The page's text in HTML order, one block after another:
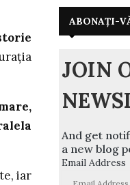
iar
ABONAȚI-
JOIN
And get
a new blog
Email Address